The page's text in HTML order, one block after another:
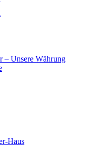
– Unsere Währung
Haus